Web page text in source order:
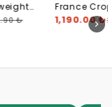
₺
France
Hoodie
1,190.00 ₺